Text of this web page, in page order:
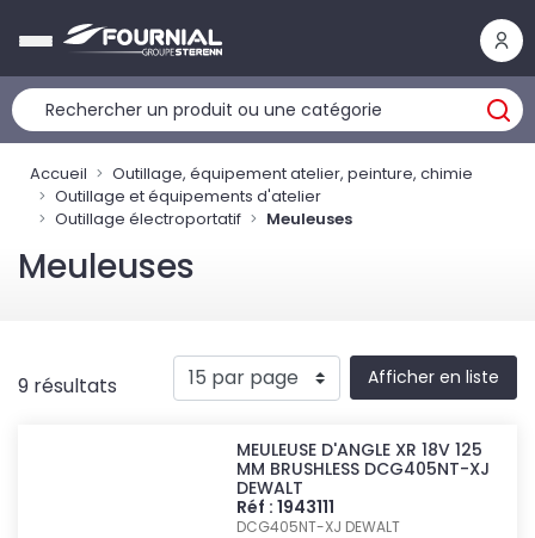
Accueil
Outillage, équipement atelier, peinture, chimie
Outillage et équipements d'atelier
Outillage électroportatif
Meuleuses
Meuleuses
9 résultats Afficher en liste
MEULEUSE D'ANGLE XR 18V 125
MM BRUSHLESS DCG405NT-XJ
DEWALT
Réf : 1943111
DCG405NT-XJ DEWALT